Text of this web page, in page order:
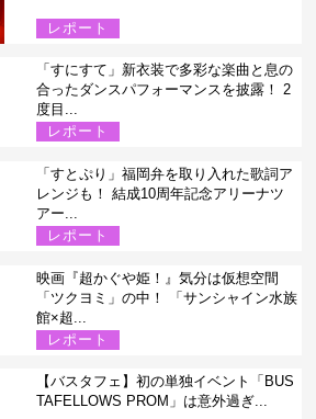
レポート
「すにすて」新衣装で多彩な楽曲と息の
合ったダンスパフォーマンスを披露！ 2
度目...
レポート
「すとぷり」福岡弁を取り入れた歌詞ア
レンジも！ 結成10周年記念アリーナツ
アー...
レポート
映画『超かぐや姫！』気分は仮想空間
「ツクヨミ」の中！ 「サンシャイン水族
館×超...
レポート
【バスタフェ】初の単独イベント「BUS
TAFELLOWS PROM」は意外過ぎ...